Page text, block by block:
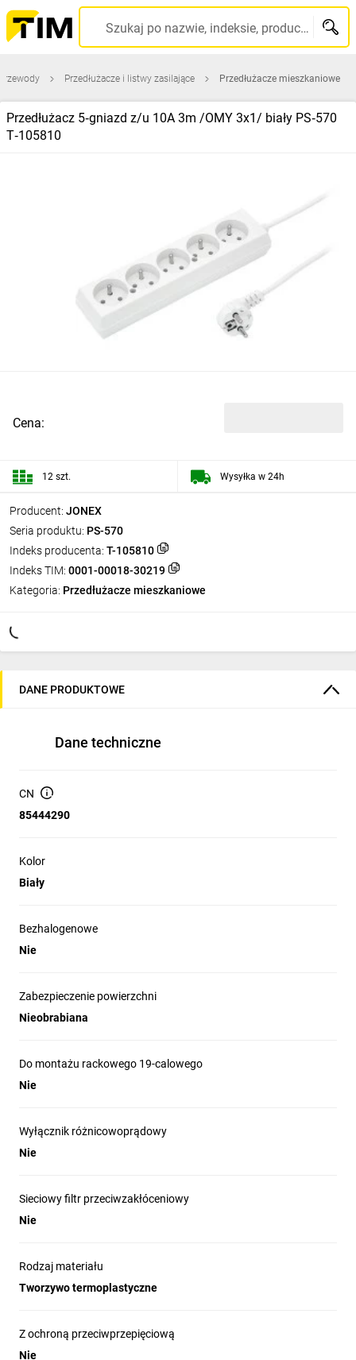
Szukaj po nazwie, indeksie, producencie, kodzie kreskowym...
Przedłużacze i listwy zasilające Przedłużacze mieszkaniowe
Przedłużacz 5‑gniazd z/u 10A 3m /OMY 3x1/ biały PS‑570
T‑105810
Producent: JONEX
Seria produktu: PS-570
Indeks producenta: T-105810
Indeks TIM: 0001-00018-30219
Kategoria: Przedłużacze mieszkaniowe
Cena:
12 szt. Wysyłka w 24h
DANE PRODUKTOWE
Dane techniczne
CN
85444290
Kolor
Biały
Bezhalogenowe
Nie
Zabezpieczenie powierzchni
Nieobrabiana
Do montażu rackowego 19-calowego
Nie
Wyłącznik różnicowoprądowy
Nie
Sieciowy filtr przeciwzakłóceniowy
Nie
Rodzaj materiału
Tworzywo termoplastyczne
Z ochroną przeciwprzepięciową
Nie